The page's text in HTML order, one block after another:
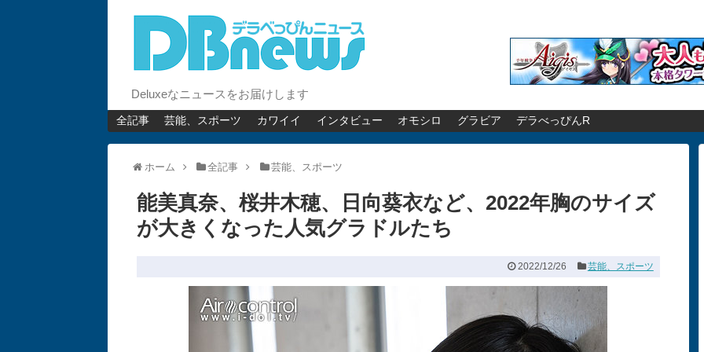
Deluxeなニュースをお届けします
全記事 芸能、スポーツ カワイイ インタビュー オモシロ グラビア デラべっぴんR
ホーム 全記事 芸能、スポーツ
能美真奈、桜井木穂、日向葵衣など、2022年胸のサイズ
が大きくなった人気グラドルたち
2022/12/26 芸能、スポーツ